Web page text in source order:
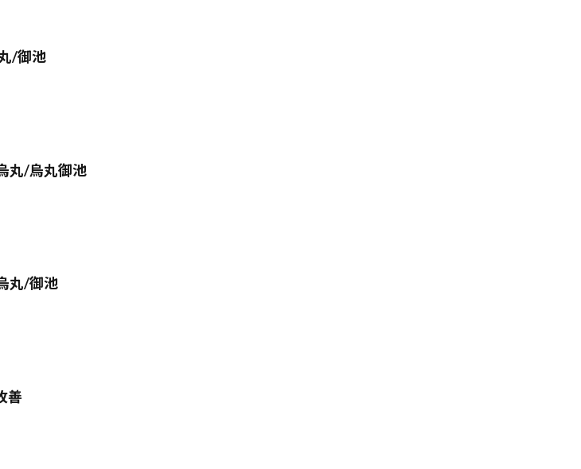
/御池
丸/烏丸御池
丸/御池
善